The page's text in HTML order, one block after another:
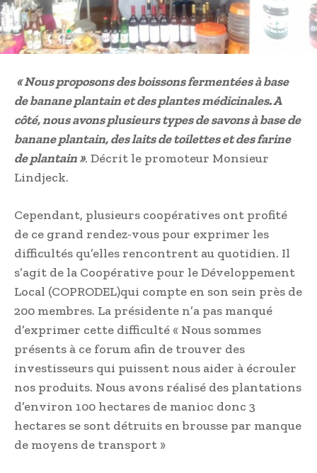
« Nous proposons des boissons fermentées à base
de banane plantain et des plantes médicinales. A
côté, nous avons plusieurs types de savons à base de
banane plantain, des laits de toilettes et des farine
de plantain ». Décrit le promoteur Monsieur
Lindjeck.
Cependant, plusieurs coopératives ont profité
de ce grand rendez-vous pour exprimer les
difficultés qu’elles rencontrent au quotidien. Il
s’agit de la Coopérative pour le Développement
Local (COPRODEL)qui compte en son sein près de
200 membres. La présidente n’a pas manqué
d’exprimer cette difficulté « Nous sommes
présents à ce forum afin de trouver des
investisseurs qui puissent nous aider à écrouler
nos produits. Nous avons réalisé des plantations
d’environ 100 hectares de manioc donc 3
hectares se sont détruits en brousse par manque
de moyens de transport »